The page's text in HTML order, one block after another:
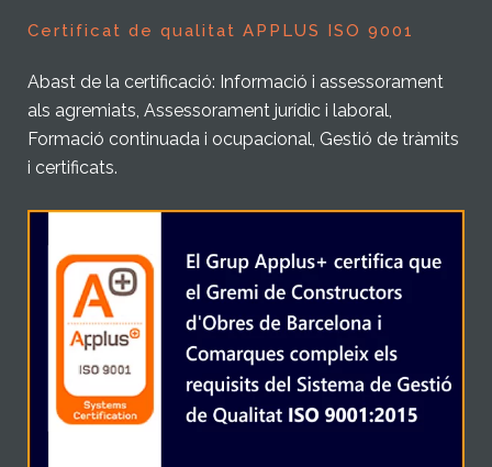
Certificat de qualitat APPLUS ISO 9001
Abast de la certificació: Informació i assessorament
als agremiats, Assessorament jurídic i laboral,
Formació continuada i ocupacional, Gestió de tràmits
i certificats.